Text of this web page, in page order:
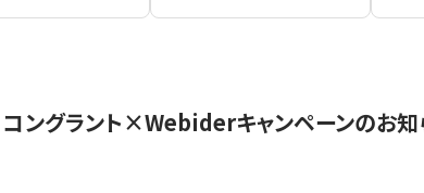
コングラント×Webiderキャンペーンのお知